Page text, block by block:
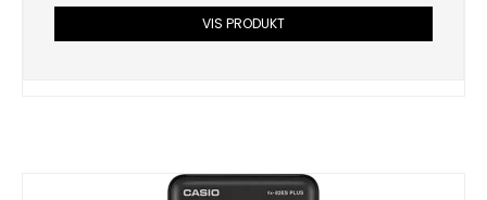
VIS PRODUKT